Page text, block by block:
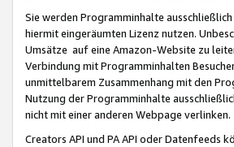
Sie werden Programminhalte
hiermit eingeräumten Lizenz nutzen.
Umsätze auf eine Amazon-Website zu
Verbindung mit Programminhalten
unmittelbarem Zusammenhang mit den
Nutzung der Programminhalte
nicht mit einer anderen Webpage verlinken.
Creators API und PA API oder Datenfeeds